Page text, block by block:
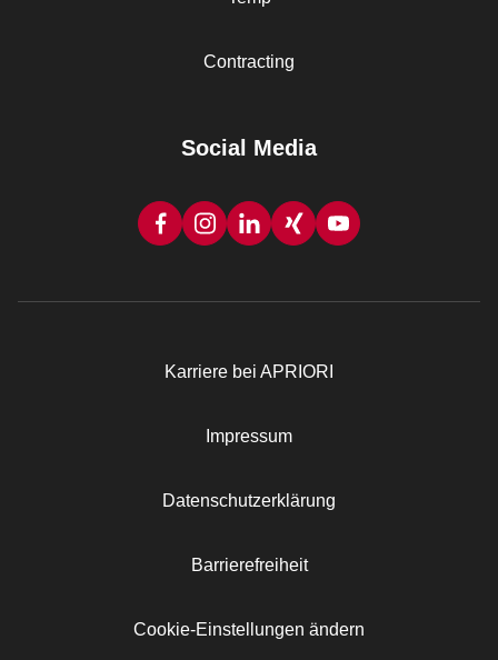
Contracting
Social Media
Karriere bei APRIORI
Impressum
Datenschutzerklärung
Barrierefreiheit
Cookie-Einstellungen ändern